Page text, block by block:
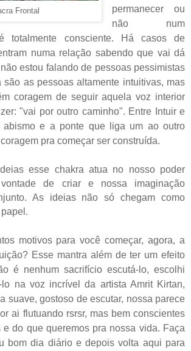
Frontal
permanecer ou
não num
totalmente consciente. Há casos de
numa relação sabendo que vai dá
estou falando de pessoas pessimistas
são as pessoas altamente intuitivas, mas
coragem de seguiraquela voz interior
"vai por outro caminho". Entre Intuir e
abismo e a ponte que liga um ao outro
pra começar ser construída.
esse chakra atua no nosso poder
de criar e nossa imaginação
As ideias não só chegam como
motivos para você começar, agora, a
Esse mantra além de ter um efeito
é nenhum sacrifício escutá-lo, escolhi
na voz incrível da artista Amrit Kirtan,
suave, gostoso de escutar, nossa parece
ai flutuando rsrsr, mas bem conscientes
e do que queremos pra nossa vida. Faça
bom dia diário e depois volta aqui para